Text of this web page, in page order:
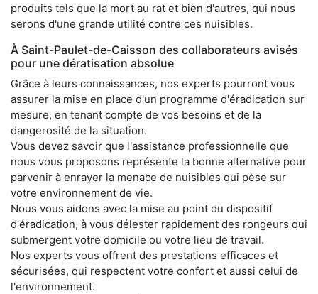
produits tels que la mort au rat et bien d'autres, qui nous
serons d'une grande utilité contre ces nuisibles.
À Saint-Paulet-de-Caisson des collaborateurs avisés
pour une dératisation absolue
Grâce à leurs connaissances, nos experts pourront vous
assurer la mise en place d'un programme d'éradication sur
mesure, en tenant compte de vos besoins et de la
dangerosité de la situation.
Vous devez savoir que l'assistance professionnelle que
nous vous proposons représente la bonne alternative pour
parvenir à enrayer la menace de nuisibles qui pèse sur
votre environnement de vie.
Nous vous aidons avec la mise au point du dispositif
d'éradication, à vous délester rapidement des rongeurs qui
submergent votre domicile ou votre lieu de travail.
Nos experts vous offrent des prestations efficaces et
sécurisées, qui respectent votre confort et aussi celui de
l'environnement.